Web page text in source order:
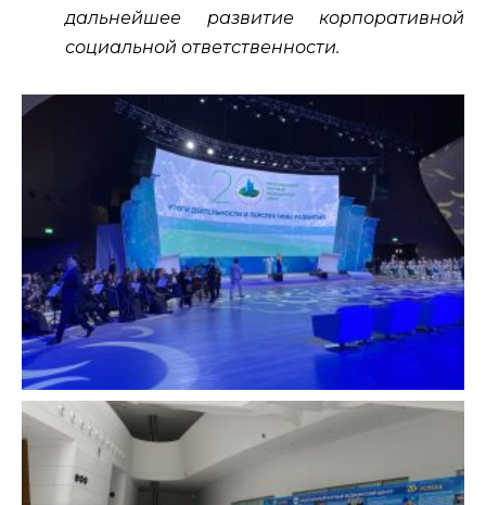
дальнейшее развитие корпоративной
социальной ответственности.